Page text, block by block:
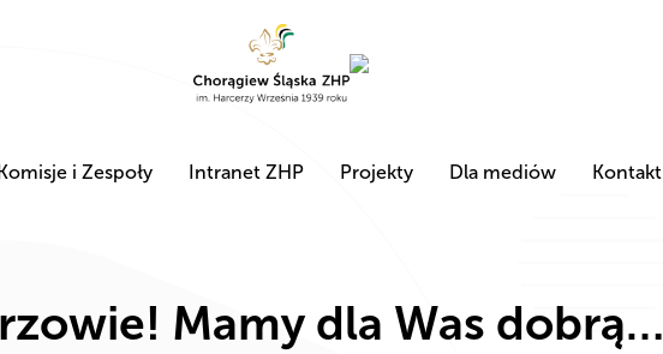
Komisje i Zespoły Intranet ZHP Projekty Dla mediów Kontakt
Mamy dla Was dobrą…